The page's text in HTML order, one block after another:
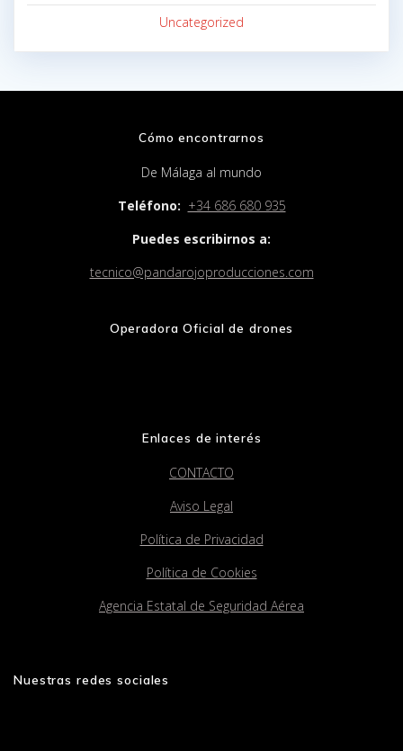
Uncategorized
Cómo encontrarnos
De Málaga al mundo
Teléfono: +34 686 680 935
Puedes escribirnos a:
tecnico@pandarojoproducciones.com
Operadora Oficial de drones
Enlaces de interés
CONTACTO
Aviso Legal
Política de Privacidad
Política de Cookies
Agencia Estatal de Seguridad Aérea
Nuestras redes sociales